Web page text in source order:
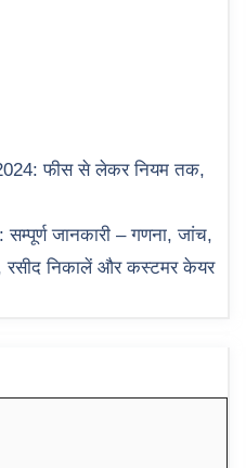
फीस से लेकर नियम तक,
जानकारी – गणना, जांच,
रसीद निकालें और कस्टमर केयर